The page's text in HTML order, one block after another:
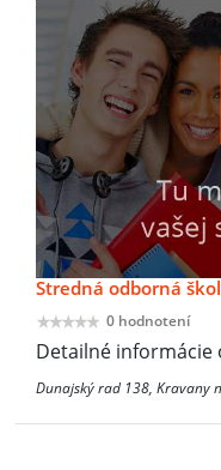
Stredná odborná
0 hodnotení
Detailné informácie
Dunajský rad 138, Kravany